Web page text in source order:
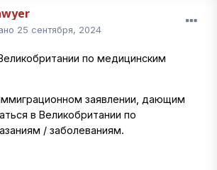
25 сентября, 2024
по медицинским
заявлении, дающим
в Великобритании по
/ заболеваниям.